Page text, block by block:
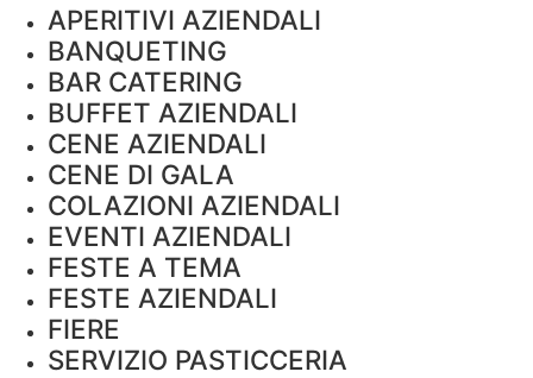
APERITIVI AZIENDALI
BANQUETING
BAR CATERING
BUFFET AZIENDALI
CENE AZIENDALI
CENE DI GALA
COLAZIONI AZIENDALI
EVENTI AZIENDALI
FESTE A TEMA
FESTE AZIENDALI
FIERE
SERVIZIO PASTICCERIA